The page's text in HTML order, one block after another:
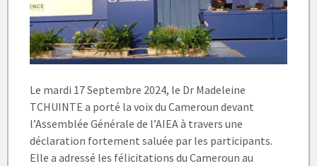
Le mardi 17 Septembre 2024, le Dr Madeleine
TCHUINTE a porté la voix du Cameroun devant
l’Assemblée Générale de l’AIEA à travers une
déclaration fortement saluée par les participants.
Elle a adressé les félicitations du Cameroun au